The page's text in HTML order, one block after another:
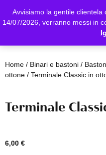
Avvisiamo la gentile
14/07/2026, verranno messi in
Home/ Binari e bastoni/
ottone/ Terminale Classic in
Terminale
6,00 €